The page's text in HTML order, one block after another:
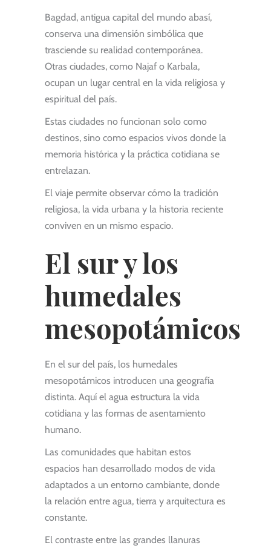
Bagdad, antigua capital del mundo abasí,
conserva una dimensión simbólica que
trasciende su realidad contemporánea.
Otras ciudades, como Najaf o Karbala,
ocupan un lugar central en la vida religiosa y
espiritual del país.
Estas ciudades no funcionan solo como
destinos, sino como espacios vivos donde la
memoria histórica y la práctica cotidiana se
entrelazan.
El viaje permite observar cómo la tradición
religiosa, la vida urbana y la historia reciente
conviven en un mismo espacio.
El sur y los
humedales
mesopotámicos
En el sur del país, los humedales
mesopotámicos introducen una geografía
distinta. Aquí el agua estructura la vida
cotidiana y las formas de asentamiento
humano.
Las comunidades que habitan estos
espacios han desarrollado modos de vida
adaptados a un entorno cambiante, donde
la relación entre agua, tierra y arquitectura es
constante.
El contraste entre las grandes llanuras